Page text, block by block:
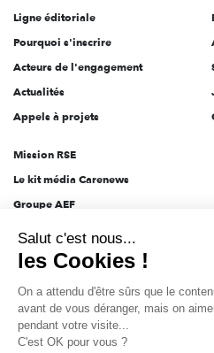
Ligne éditoriale
Pourquoi s'inscrire
Acteurs de l'engagement
Actualités
Appels à projets
Mission RSE
Le kit média Carenews
Groupe AEF
Novethic
Inclusiv Day
les Cookies !
ce site vous intéresse avant de vous
déranger, mais on aimerait bien vous
visite...
C'est OK pour vous ?